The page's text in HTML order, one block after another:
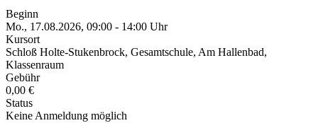
Beginn
Mo., 17.08.2026, 09:00 - 14:00 Uhr
Kursort
Schloß Holte-Stukenbrock, Gesamtschule, Am Hallenbad,
Klassenraum
Gebühr
0,00 €
Status
Keine Anmeldung möglich